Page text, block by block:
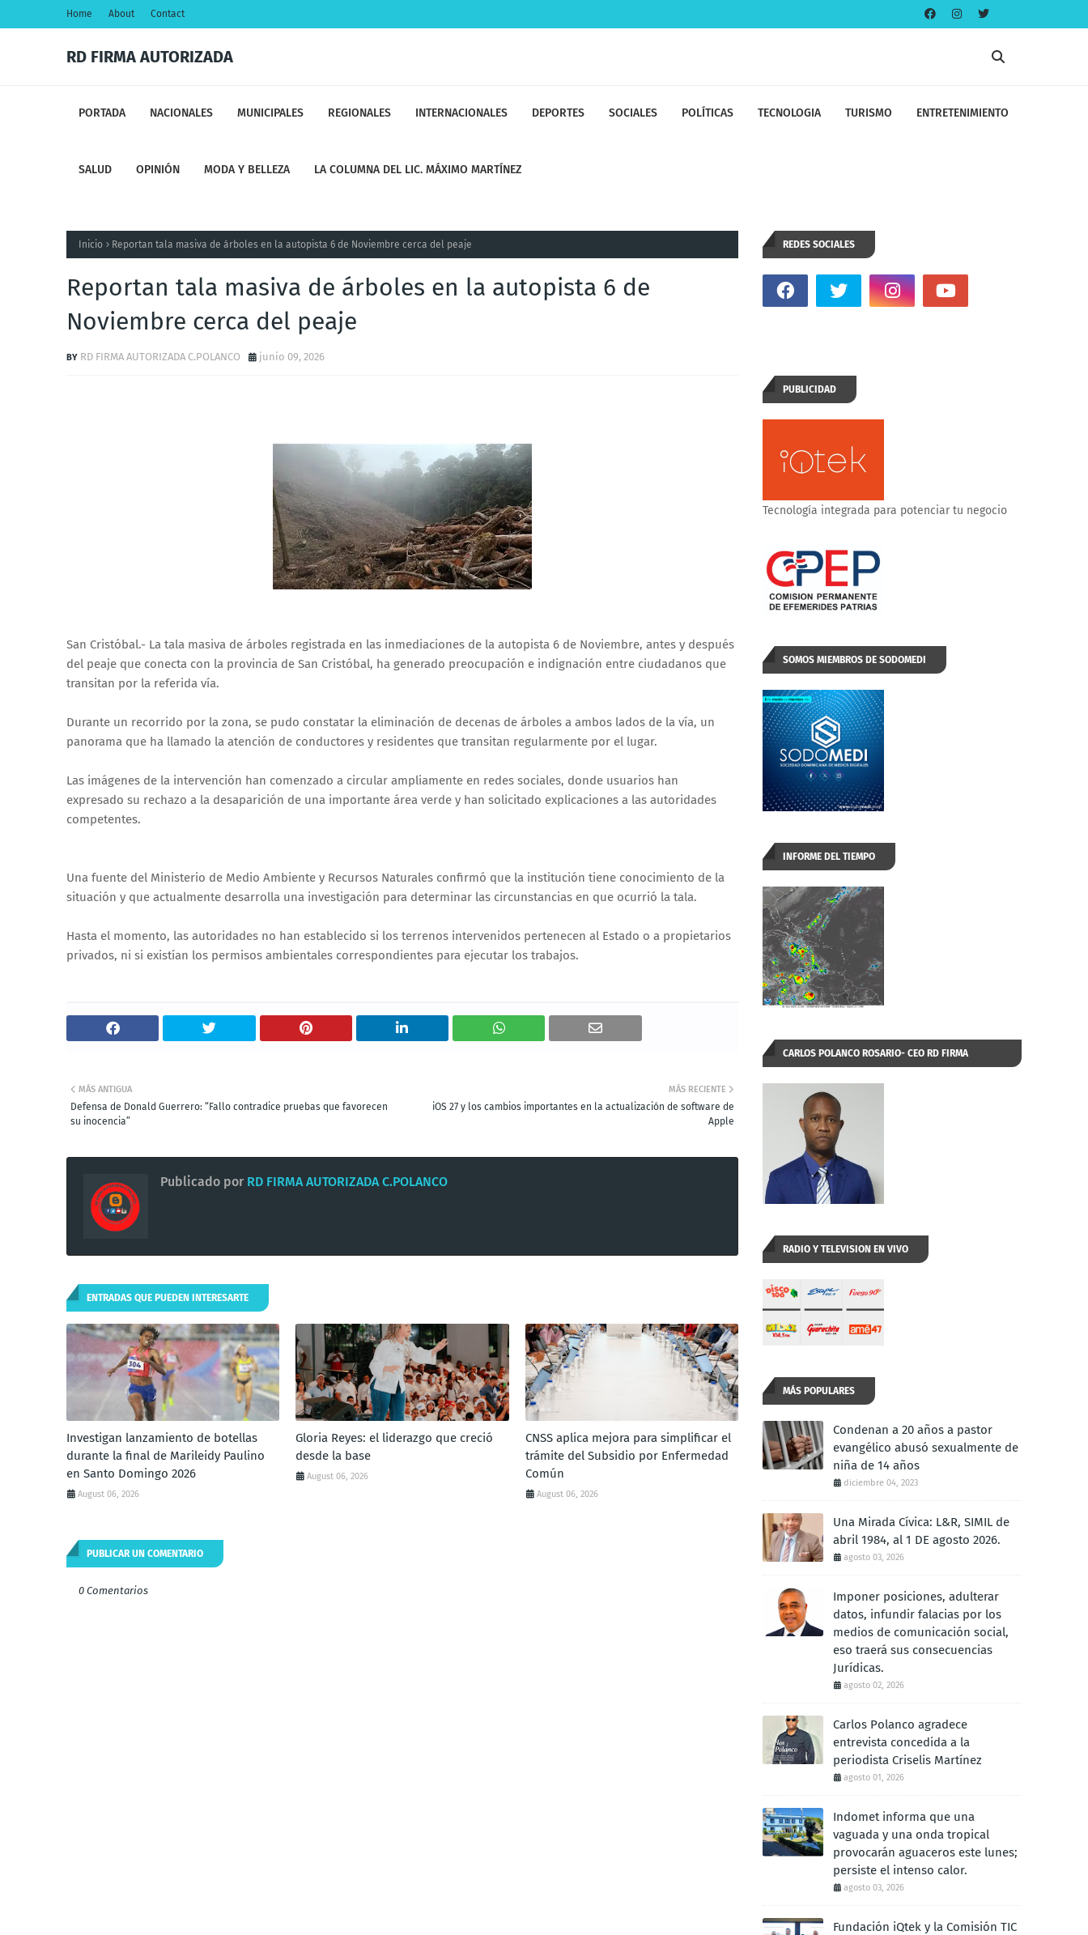
Home About Contact
RD FIRMA AUTORIZADA
PORTADA NACIONALES MUNICIPALES REGIONALES INTERNACIONALES DEPORTES SOCIALES POLÍTICAS TECNOLOGIA TURISMO ENTRETENIMIENTO
SALUD OPINIÓN MODA Y BELLEZA LA COLUMNA DEL LIC. MÁXIMO MARTÍNEZ
Inicio Reportan tala masiva de árboles en la autopista 6 de Noviembre cerca del peaje
Reportan tala masiva de árboles en la autopista 6 de
Noviembre cerca del peaje
RD FIRMA AUTORIZADA C.POLANCO junio 09, 2026
San Cristóbal.- La tala masiva de árboles registrada en las inmediaciones de la autopista 6 de Noviembre, antes y después
del peaje que conecta con la provincia de San Cristóbal, ha generado preocupación e indignación entre ciudadanos que
transitan por la referida vía.
Durante un recorrido por la zona, se pudo constatar la eliminación de decenas de árboles a ambos lados de la vía, un
panorama que ha llamado la atención de conductores y residentes que transitan regularmente por el lugar.
Las imágenes de la intervención han comenzado a circular ampliamente en redes sociales, donde usuarios han
expresado su rechazo a la desaparición de una importante área verde y han solicitado explicaciones a las autoridades
competentes.
Una fuente del Ministerio de Medio Ambiente y Recursos Naturales confirmó que la institución tiene conocimiento de la
situación y que actualmente desarrolla una investigación para determinar las circunstancias en que ocurrió la tala.
Hasta el momento, las autoridades no han establecido si los terrenos intervenidos pertenecen al Estado o a propietarios
privados, ni si existían los permisos ambientales correspondientes para ejecutar los trabajos.
MÁS RECIENTE
iOS 27 y los cambios importantes en la actualización de software de
Apple
MÁS ANTIGUA
Defensa de Donald Guerrero: “Fallo contradice pruebas que favorecen
su inocencia”
Publicado por RD FIRMA AUTORIZADA C.POLANCO
ENTRADAS QUE PUEDEN INTERESARTE
Investigan lanzamiento de botellas
durante la final de Marileidy Paulino
en Santo Domingo 2026
August 06, 2026
Gloria Reyes: el liderazgo que creció
desde la base
August 06, 2026
CNSS aplica mejora para simplificar el
trámite del Subsidio por Enfermedad
Común
August 06, 2026
PUBLICAR UN COMENTARIO
0 Comentarios
REDES SOCIALES
PUBLICIDAD
Tecnología integrada para potenciar tu negocio
SOMOS MIEMBROS DE SODOMEDI
INFORME DEL TIEMPO
CARLOS POLANCO ROSARIO- CEO RD FIRMA
AUTORIZADA
RADIO Y TELEVISION EN VIVO
MÁS POPULARES
Condenan a 20 años a pastor
evangélico abusó sexualmente de
niña de 14 años
diciembre 04, 2023
Una Mirada Cívica: L&R, SIMIL de
abril 1984, al 1 DE agosto 2026.
agosto 03, 2026
Imponer posiciones, adulterar
datos, infundir falacias por los
medios de comunicación social,
eso traerá sus consecuencias
Jurídicas.
agosto 02, 2026
Carlos Polanco agradece
entrevista concedida a la
periodista Criselis Martínez
agosto 01, 2026
Indomet informa que una
vaguada y una onda tropical
provocarán aguaceros este lunes;
persiste el intenso calor.
agosto 03, 2026
Fundación iQtek y la Comisión TIC